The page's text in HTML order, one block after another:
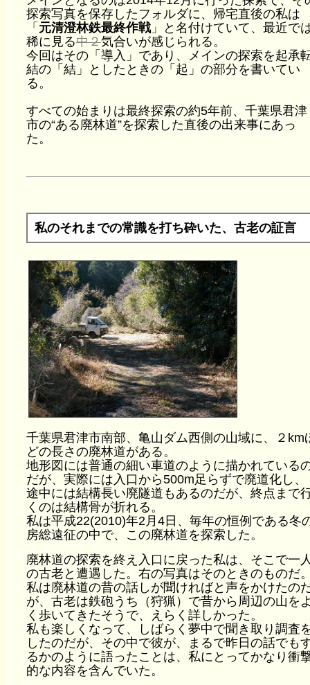
探索写真を保存したフォルダに、帰宅直後の私は
「 元清澄林鉄最終作戦」と名付けていて、最近で
稀に見る中２気合いが感じられる。
今回はその「導入」であり、メインの探索を起承
結の「結」としたときの「起」の部分を書いてい
る。
すべての始まりは最終探索の約5年前、千葉県君津
市の“ある廃林道”を探索した直後の出来事にあっ
た。
私のそれまでの常識を打ち砕いた、古老の証言
千葉県君津市南部、亀山ダム西側の山域に、２km
どの長さの廃林道がある。
地形図には普通の細い車道のように描かれている
だが、実際には入口から500m足らずで廃道化し、
途中には結構長い廃隧道もあるのだが、終点まで
くのは結構骨が折れる。
私は平成22(2010)年2月4日、毎年の恒例である冬
房総遠征の中で、この廃林道を探索した。
廃林道の探索を終え入口に戻った私は、そこで一
の古老と遭遇した。右の写真はそのときのものだ
私は廃林道の昔の話しが聞ければと声をかけたの
が、古老は鉄砲うち（狩猟）で昔から周辺の山を
く歩いてきたそうで、えらく詳しかった。
私も楽しくなって、しばらく夢中で聞き取り調査
したのだが、その中で彼が、まるで昨日の話でも
るかのように語ったことは、私にとってかなり衝
的な内容を含んでいた。